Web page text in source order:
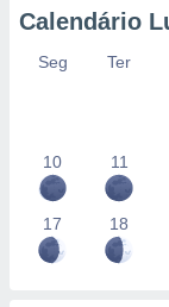
Calendário
Seg Ter
10 11
17 18